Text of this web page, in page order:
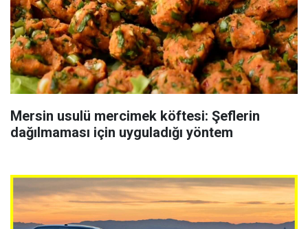
Mersin usulü mercimek köftesi: Şeflerin
dağılmaması için uyguladığı yöntem